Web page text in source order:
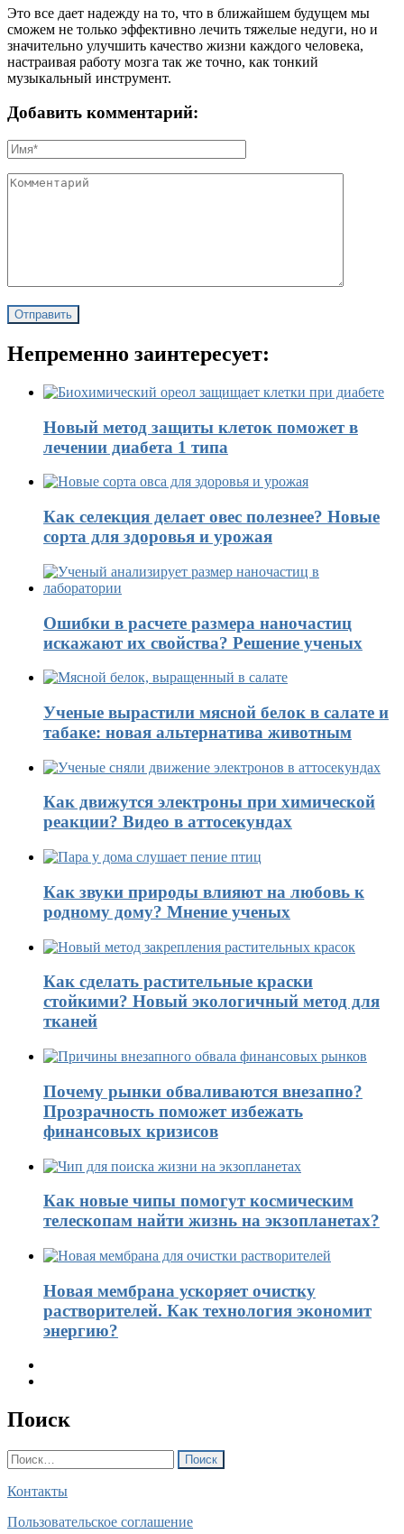
Это все дает надежду на то, что в ближайшем будущем мы
сможем не только эффективно лечить тяжелые недуги, но и
значительно улучшить качество жизни каждого человека,
настраивая работу мозга так же точно, как тонкий
музыкальный инструмент.
Добавить комментарий:
Непременно заинтересует:
Новый метод защиты клеток поможет в
лечении диабета 1 типа
Как селекция делает овес полезнее? Новые
сорта для здоровья и урожая
Ошибки в расчете размера наночастиц
искажают их свойства? Решение ученых
Ученые вырастили мясной белок в салате и
табаке: новая альтернатива животным
Как движутся электроны при химической
реакции? Видео в аттосекундах
Как звуки природы влияют на любовь к
родному дому? Мнение ученых
Как сделать растительные краски
стойкими? Новый экологичный метод для
тканей
Почему рынки обваливаются внезапно?
Прозрачность поможет избежать
финансовых кризисов
Как новые чипы помогут космическим
телескопам найти жизнь на экзопланетах?
Новая мембрана ускоряет очистку
растворителей. Как технология экономит
энергию?
Поиск
Найти:
Контакты
Пользовательское соглашение